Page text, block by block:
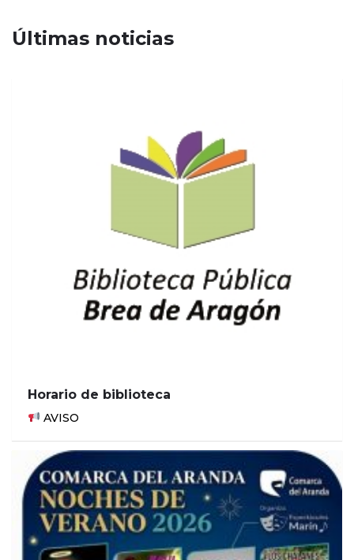
Últimas noticias
Horario de biblioteca
AVISO